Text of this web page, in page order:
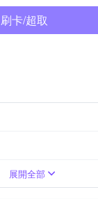
刷卡/超取
展開全部